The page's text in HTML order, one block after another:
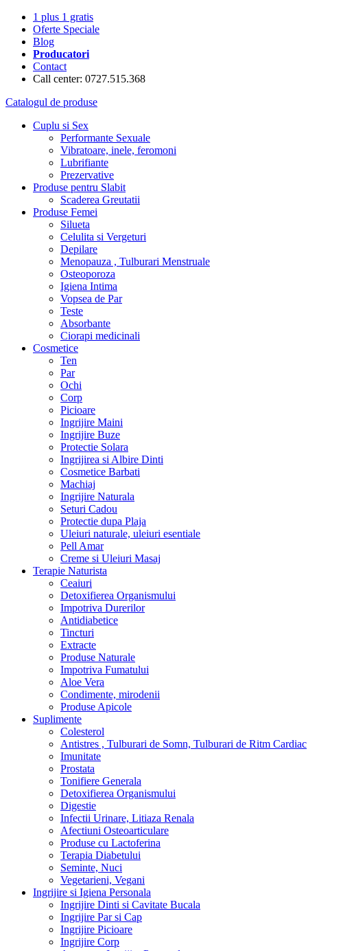
1 plus 1 gratis
Oferte Speciale
Blog
Producatori
Contact
Call center: 0727.515.368
Catalogul de produse
Cuplu si Sex
Performante Sexuale
Vibratoare, inele, feromoni
Lubrifiante
Prezervative
Produse pentru Slabit
Scaderea Greutatii
Produse Femei
Silueta
Celulita si Vergeturi
Depilare
Menopauza , Tulburari Menstruale
Osteoporoza
Igiena Intima
Vopsea de Par
Teste
Absorbante
Ciorapi medicinali
Cosmetice
Ten
Par
Ochi
Corp
Picioare
Ingrijire Maini
Ingrijire Buze
Protectie Solara
Ingrijirea si Albire Dinti
Cosmetice Barbati
Machiaj
Ingrijire Naturala
Seturi Cadou
Protectie dupa Plaja
Uleiuri naturale, uleiuri esentiale
Pell Amar
Creme si Uleiuri Masaj
Terapie Naturista
Ceaiuri
Detoxifierea Organismului
Impotriva Durerilor
Antidiabetice
Tincturi
Extracte
Produse Naturale
Impotriva Fumatului
Aloe Vera
Condimente, mirodenii
Produse Apicole
Suplimente
Colesterol
Antistres , Tulburari de Somn, Tulburari de Ritm Cardiac
Imunitate
Prostata
Tonifiere Generala
Detoxifierea Organismului
Digestie
Infectii Urinare, Litiaza Renala
Afectiuni Osteoarticulare
Produse cu Lactoferina
Terapia Diabetului
Seminte, Nuci
Vegetarieni, Vegani
Ingrijire si Igiena Personala
Ingrijire Dinti si Cavitate Bucala
Ingrijire Par si Cap
Ingrijire Picioare
Ingrijire Corp